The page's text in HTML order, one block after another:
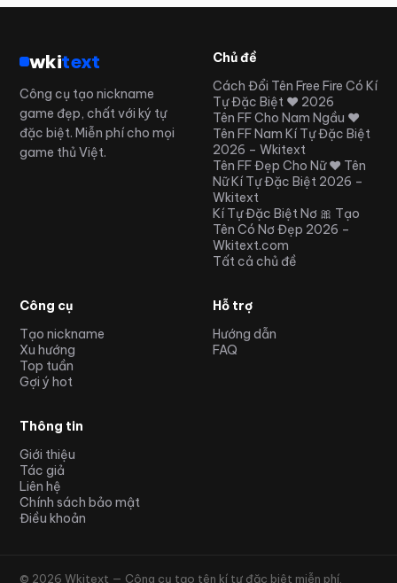
wkitext
Công cụ tạo nickname
game đẹp, chất với ký tự
đặc biệt. Miễn phí cho mọi
game thủ Việt.
Chủ đề
Cách Đổi Tên Free Fire Có Kí
Tự Đặc Biệt ❤️ 2026
Tên FF Cho Nam Ngầu ❤️
Tên FF Nam Kí Tự Đặc Biệt
2026 – Wkitext
Tên FF Đẹp Cho Nữ ❤️ Tên
Nữ Kí Tự Đặc Biệt 2026 –
Wkitext
Kí Tự Đặc Biệt Nơ 🎀 Tạo
Tên Có Nơ Đẹp 2026 –
Wkitext.com
Tất cả chủ đề
Công cụ
Tạo nickname
Xu hướng
Top tuần
Gợi ý hot
Hỗ trợ
Hướng dẫn
FAQ
Thông tin
Giới thiệu
Tác giả
Liên hệ
Chính sách bảo mật
Điều khoản
© 2026 Wkitext — Công cụ tạo tên kí tự đặc biệt miễn phí.